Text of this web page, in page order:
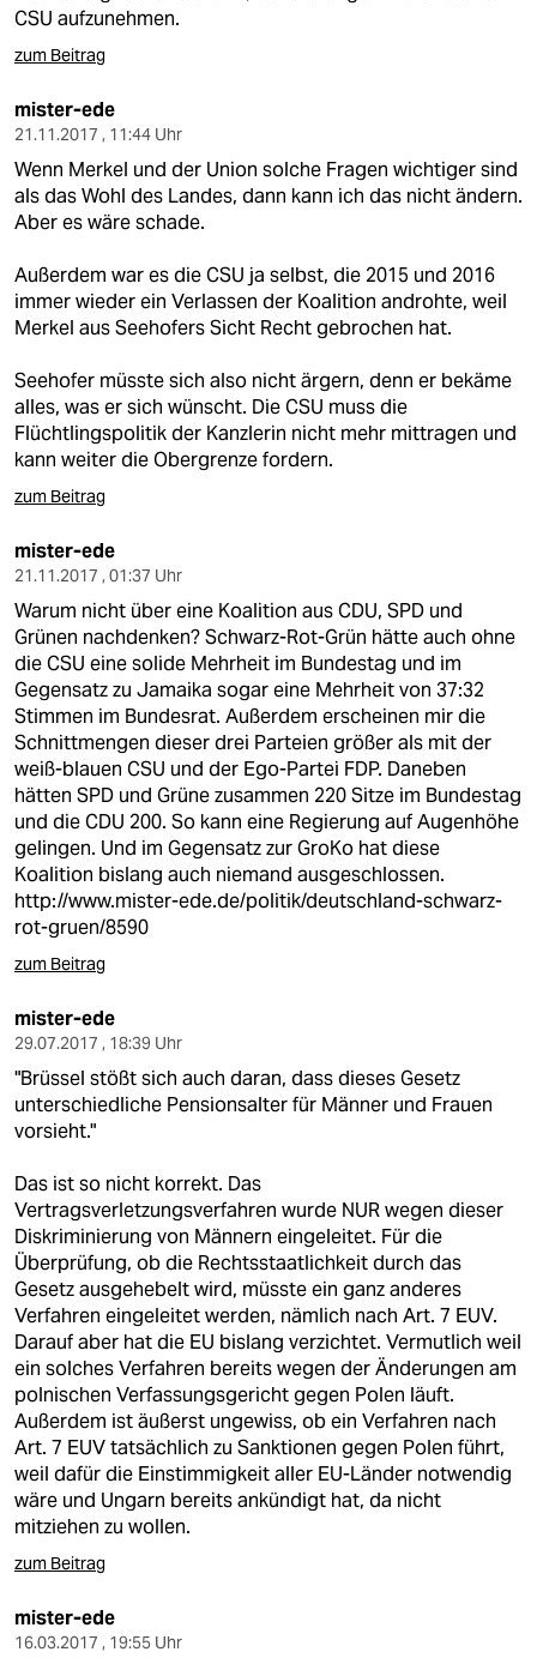
CSU aufzunehmen.
zum Beitrag
mister-ede
21.11.2017 , 11:44 Uhr
Wenn Merkel und der Union solche Fragen wichtiger sind
als das Wohl des Landes, dann kann ich das nicht ändern.
Aber es wäre schade.
Außerdem war es die CSU ja selbst, die 2015 und 2016
immer wieder ein Verlassen der Koalition androhte, weil
Merkel aus Seehofers Sicht Recht gebrochen hat.
Seehofer müsste sich also nicht ärgern, denn er bekäme
alles, was er sich wünscht. Die CSU muss die
Flüchtlingspolitik der Kanzlerin nicht mehr mittragen und
kann weiter die Obergrenze fordern.
zum Beitrag
mister-ede
21.11.2017 , 01:37 Uhr
Warum nicht über eine Koalition aus CDU, SPD und
Grünen nachdenken? Schwarz-Rot-Grün hätte auch ohne
die CSU eine solide Mehrheit im Bundestag und im
Gegensatz zu Jamaika sogar eine Mehrheit von 37:32
Stimmen im Bundesrat. Außerdem erscheinen mir die
Schnittmengen dieser drei Parteien größer als mit der
weiß-blauen CSU und der Ego-Partei FDP. Daneben
hätten SPD und Grüne zusammen 220 Sitze im Bundestag
und die CDU 200. So kann eine Regierung auf Augenhöhe
gelingen. Und im Gegensatz zur GroKo hat diese
Koalition bislang auch niemand ausgeschlossen.
http://www.mister-ede.de/politik/deutschland-schwarz-
rot-gruen/8590
zum Beitrag
mister-ede
29.07.2017 , 18:39 Uhr
"Brüssel stößt sich auch daran, dass dieses Gesetz
unterschiedliche Pensionsalter für Männer und Frauen
vorsieht."
Das ist so nicht korrekt. Das
Vertragsverletzungsverfahren wurde NUR wegen dieser
Diskriminierung von Männern eingeleitet. Für die
Überprüfung, ob die Rechtsstaatlichkeit durch das
Gesetz ausgehebelt wird, müsste ein ganz anderes
Verfahren eingeleitet werden, nämlich nach Art. 7 EUV.
Darauf aber hat die EU bislang verzichtet. Vermutlich weil
ein solches Verfahren bereits wegen der Änderungen am
polnischen Verfassungsgericht gegen Polen läuft.
Außerdem ist äußerst ungewiss, ob ein Verfahren nach
Art. 7 EUV tatsächlich zu Sanktionen gegen Polen führt,
weil dafür die Einstimmigkeit aller EU-Länder notwendig
wäre und Ungarn bereits ankündigt hat, da nicht
mitziehen zu wollen.
zum Beitrag
mister-ede
16.03.2017 , 19:55 Uhr